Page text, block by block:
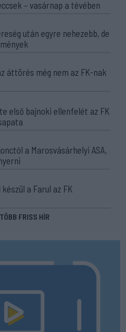
– vasárnap a tévében
után egyre nehezebb, de
áttörés még nem az FK-nak
első bajnoki ellenfelét az FK
a Marosvásárhelyi ASA,
a Farul az FK
FRISS HÍR